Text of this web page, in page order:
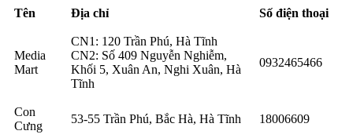
Tên Địa chỉ Số điện thoại
Media
Mart
CN1: 120 Trần Phú, Hà Tĩnh
CN2: Số 409 Nguyễn Nghiễm,
Khối 5, Xuân An, Nghi Xuân, Hà
Tĩnh
0932465466
Con
Cưng
53-55 Trần Phú, Bắc Hà, Hà Tĩnh 18006609